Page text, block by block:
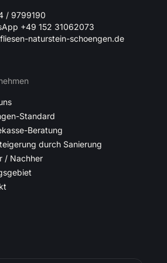
/ 9799190
+49 152 31062073
naturstein-schoengen.de
Standard
Beratung
durch Sanierung
/ Nachher